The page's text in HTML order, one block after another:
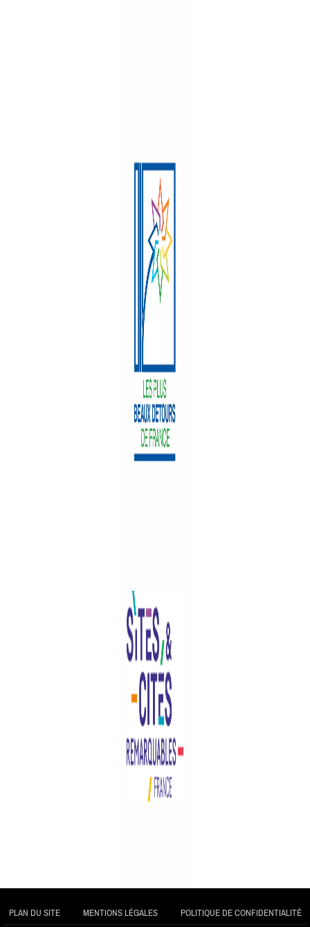
PLAN DU SITE MENTIONS LÉGALES POLITIQUE DE CONFIDENTIALITÉ